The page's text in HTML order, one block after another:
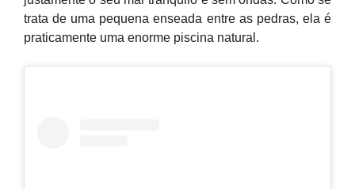
trata de uma pequena enseada entre as pedras, ela é
praticamente uma enorme piscina natural.